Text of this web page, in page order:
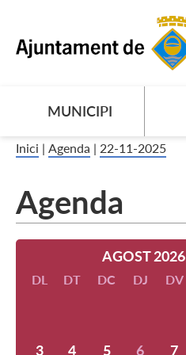
MUNICIPI
Inici | Agenda | 22-11-2025
Agenda
AGOST 2026
DL DT DC DJ DV
3 4 5 6 7